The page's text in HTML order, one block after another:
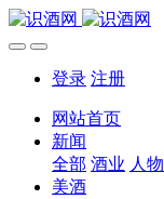
登录 注册
网站首页
新闻
全部 酒业 人物
美酒